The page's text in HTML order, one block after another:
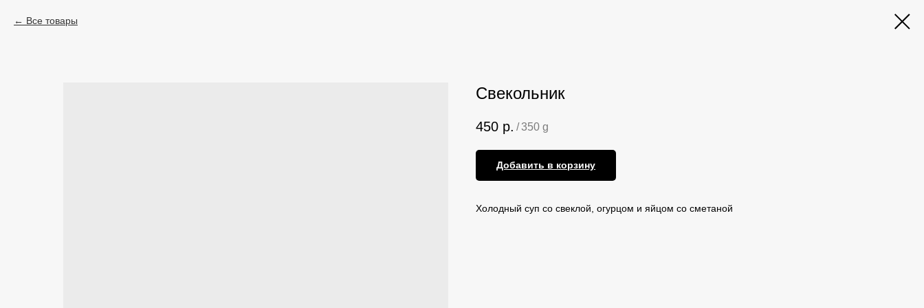
Все товары
Свекольник
450 р. /350 g
Добавить в корзину
Холодный суп со свеклой, огурцом и яйцом со сметаной